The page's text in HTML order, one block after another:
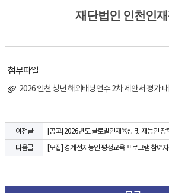
재단법인 인천인
첨부파일
2026 인천 청년 해외배낭연수 2차 제안서 평가
이전글
[공고] 2026년도 글로벌인재육성 및 재능인 장
다음글
[모집] 경계선지능인 평생교육 프로그램 참여